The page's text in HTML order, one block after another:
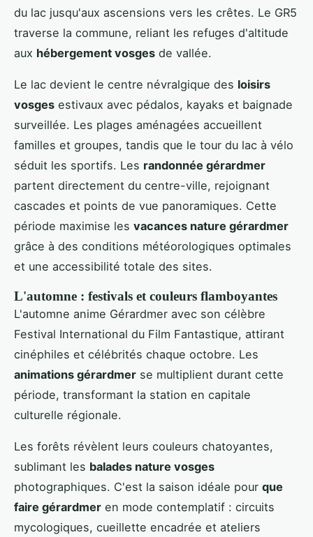
du lac jusqu'aux ascensions vers les crêtes. Le GR5
traverse la commune, reliant les refuges d'altitude
aux hébergement vosges de vallée.
Le lac devient le centre névralgique des loisirs
vosges estivaux avec pédalos, kayaks et baignade
surveillée. Les plages aménagées accueillent
familles et groupes, tandis que le tour du lac à vélo
séduit les sportifs. Les randonnée gérardmer
partent directement du centre-ville, rejoignant
cascades et points de vue panoramiques. Cette
période maximise les vacances nature gérardmer
grâce à des conditions météorologiques optimales
et une accessibilité totale des sites.
L'automne : festivals et couleurs flamboyantes
L'automne anime Gérardmer avec son célèbre
Festival International du Film Fantastique, attirant
cinéphiles et célébrités chaque octobre. Les
animations gérardmer se multiplient durant cette
période, transformant la station en capitale
culturelle régionale.
Les forêts révèlent leurs couleurs chatoyantes,
sublimant les balades nature vosges
photographiques. C'est la saison idéale pour que
faire gérardmer en mode contemplatif : circuits
mycologiques, cueillette encadrée et ateliers